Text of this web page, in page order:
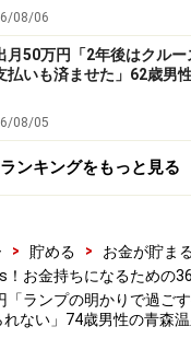
のものです。最新の内容
な情報提供を目的として
するものではありません
る最終的なご判断はご自
するものではなく、これに
らせ】
、アンケート（2026/
08/06
月50万円「2年後はクル
払いも済ませた」62歳男
08/05
ランキングをもっと見る
> 貯める > お金が貯ま
！お金持ちになるための
「ランプの明かりで過ご
れない」74歳男性の青森